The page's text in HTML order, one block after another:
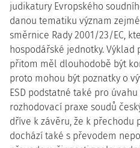
judikatury Evropského
danou tematiku význam
směrnice Rady 2001/23/EC,
hospodářské jednotky. Výklad
přitom měl dlouhodobě být
proto mohou být poznatky o
ESD podstatné také pro
rozhodovací praxe soudů
dříve k závěru, že k
dochází také s převodem